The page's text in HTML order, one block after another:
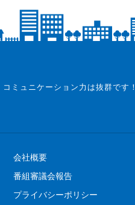
ミュニケーション力は抜群です！
会社概要
番組審議会報告
プライバシーポリシー